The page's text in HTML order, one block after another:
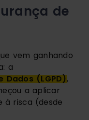
de
vem ganhando
a
Dados (LGPD),
a aplicar
à risca (desde